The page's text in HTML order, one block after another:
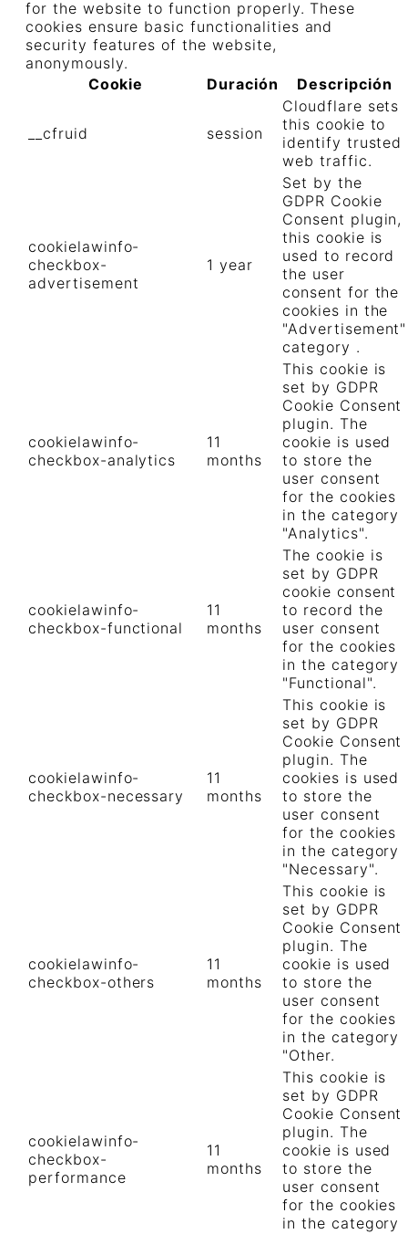
for the website to function properly. These
cookies ensure basic functionalities and
security features of the website,
anonymously.
Cookie
Duración Descripción
__cfruid session
Cloudflare sets
this cookie to
identify trusted
web traffic.
cookielawinfo-
checkbox-
advertisement
1 year
Set by the
GDPR Cookie
Consent plugin,
this cookie is
used to record
the user
consent for the
cookies in the
"Advertisement"
category .
cookielawinfo-
checkbox-analytics
11
months
This cookie is
set by GDPR
Cookie Consent
plugin. The
cookie is used
to store the
user consent
for the cookies
in the category
"Analytics".
cookielawinfo-
checkbox-functional
11
months
The cookie is
set by GDPR
cookie consent
to record the
user consent
for the cookies
in the category
"Functional".
cookielawinfo-
checkbox-necessary
11
months
This cookie is
set by GDPR
Cookie Consent
plugin. The
cookies is used
to store the
user consent
for the cookies
in the category
"Necessary".
cookielawinfo-
checkbox-others
11
months
This cookie is
set by GDPR
Cookie Consent
plugin. The
cookie is used
to store the
user consent
for the cookies
in the category
"Other.
cookielawinfo-
checkbox-
performance
11
months
This cookie is
set by GDPR
Cookie Consent
plugin. The
cookie is used
to store the
user consent
for the cookies
in the category